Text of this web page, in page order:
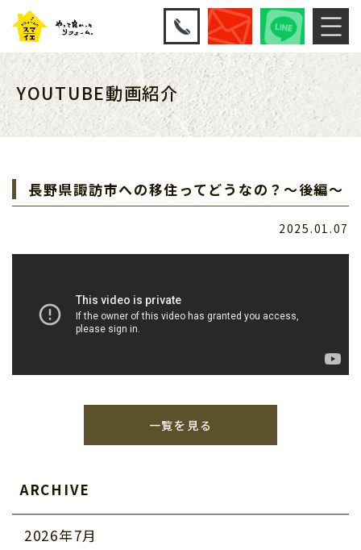
YOUTUBE動画紹介
長野県諏訪市への移住ってどうなの？～後編～
2025.01.07
一覧を見る
ARCHIVE
2026年7月